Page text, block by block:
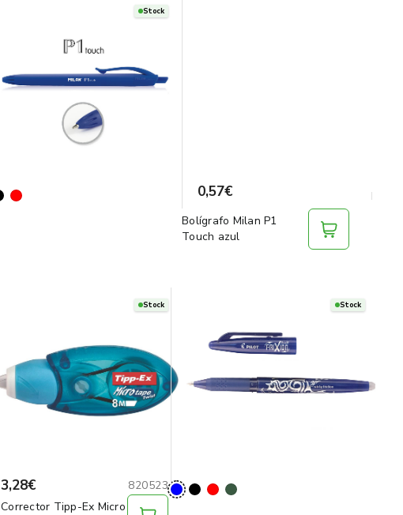
Stock
0,57€
Bolígrafo Milan P1
Touch azul
Stock
3,28€
820523
Corrector Tipp-Ex Micro
Stock